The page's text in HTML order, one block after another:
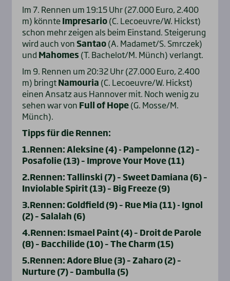
Im 7. Rennen um 19:15 Uhr (27.000 Euro, 2.400
m) könnteImpresario(C. Lecoeuvre/W. Hickst)
schon mehr zeigen als beim Einstand. Steigerung
wird auch vonSantao(A. Madamet/S. Smrczek)
und Mahomes (T. Bachelot/M. Münch) verlangt.
Im 9. Rennen um 20:32 Uhr (27.000 Euro, 2.400
m) bringtNamouria (C. Lecoeuvre/W. Hickst)
einen Ansatz aus Hannover mit. Noch wenig zu
sehen war von Full of Hope(G. Mosse/M.
Münch).
Tipps für die Rennen:
1.Rennen: Aleksine (4) - Pampelonne (12) –
Posafolie (13) – Improve Your Move (11)
2.Rennen: Tallinski (7) – Sweet Damiana (6) –
Inviolable Spirit (13) – Big Freeze (9)
3.Rennen: Goldfield (9) – Rue Mia (11) - Ignol
(2) – Salalah (6)
4.Rennen: Ismael Paint (4) – Droit de Parole
(8) – Bacchilide (10) – The Charm (15)
5.Rennen: Adore Blue (3) – Zaharo (2) –
Nurture (7) – Dambulla (5)